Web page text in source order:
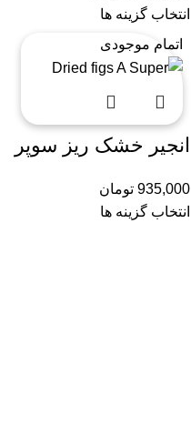
انتخاب گزینه ها
اتمام موجودی
انجیر خشک ریز سوپر
935,000 تومان
انتخاب گزینه ها